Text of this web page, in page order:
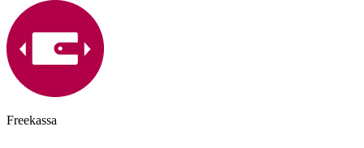
Freekassa